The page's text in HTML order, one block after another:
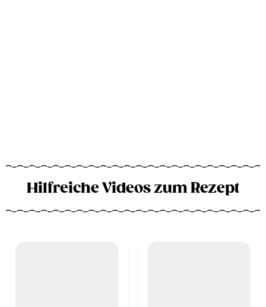
Hilfreiche Videos zum Rezept